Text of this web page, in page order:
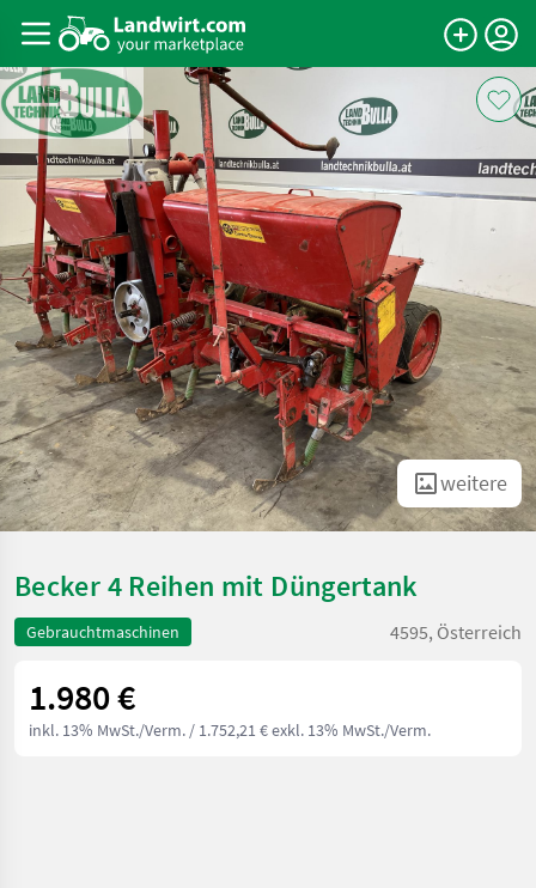
weitere
Becker 4 Reihen mit Düngertank
Gebrauchtmaschinen 4595, Österreich
1.980 €
inkl. 13% MwSt./Verm. / 1.752,21 € exkl. 13% MwSt./Verm.